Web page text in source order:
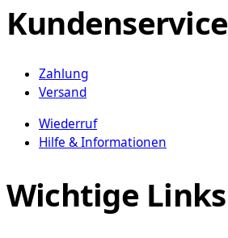
Kundenservice
Zahlung
Versand
Wiederruf
Hilfe & Informationen
Wichtige Links